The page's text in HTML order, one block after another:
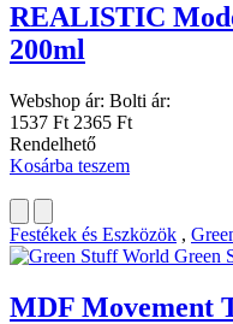
REALISTIC
200ml
Webshop ár: Bolti ár:
1537 Ft 2365 Ft
Rendelhető
Kosárba teszem
Festékek és Eszközök ,
Green
MDF Movement